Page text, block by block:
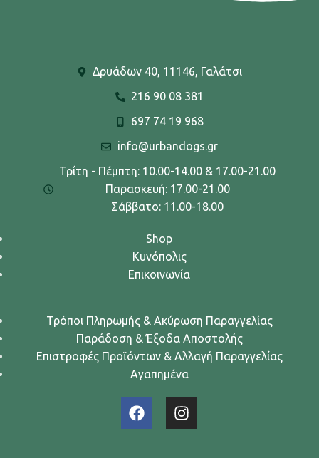
Δρυάδων 40, 11146, Γαλάτσι
216 90 08 381
697 74 19 968
info@urbandogs.gr
Τρίτη - Πέμπτη: 10.00-14.00 & 17.00-21.00
Παρασκευή: 17.00-21.00
Σάββατο: 11.00-18.00
Shop
Κυνόπολις
Επικοινωνία
Τρόποι Πληρωμής & Ακύρωση Παραγγελίας
Παράδοση & Έξοδα Αποστολής
Επιστροφές Προϊόντων & Αλλαγή Παραγγελίας
Αγαπημένα